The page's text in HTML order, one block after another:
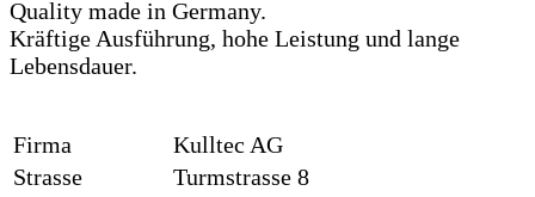
Quality made in Germany.
Kräftige Ausführung, hohe Leistung und lange
Lebensdauer.
Firma
Kulltec AG
Strasse
Turmstrasse 8